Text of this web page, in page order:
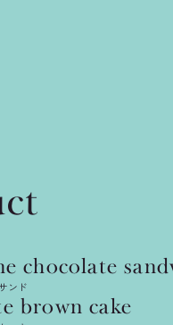
chocolate
ンド
brown cake
2025.01.22